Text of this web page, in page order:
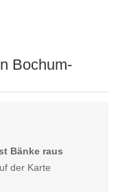
Bochum-
Bänke raus
der Karte